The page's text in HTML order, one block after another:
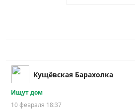
Кущёвская Барахолка
Ищут дом
10 февраля 18:37